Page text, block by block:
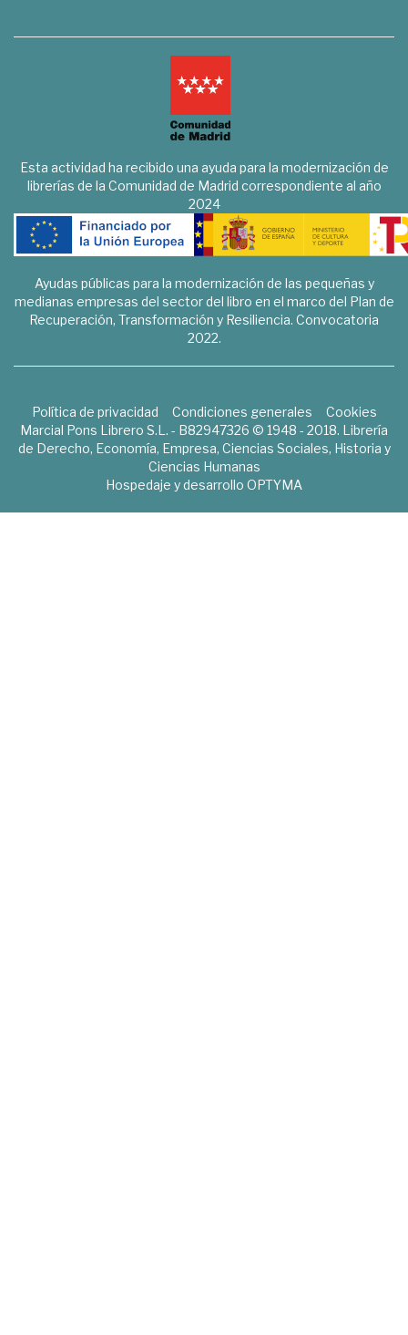
Esta actividad ha recibido una ayuda para la modernización de
librerías de la Comunidad de Madrid correspondiente al año
2024
Ayudas públicas para la modernización de las pequeñas y
medianas empresas del sector del libro en el marco del Plan de
Recuperación, Transformación y Resiliencia. Convocatoria
2022.
Política de privacidad Condiciones generales
Cookies
Marcial Pons Librero S.L. - B82947326 © 1948 - 2018. Librería
de Derecho, Economía, Empresa, Ciencias Sociales, Historia y
Ciencias Humanas
Hospedaje y desarrollo OPTYMA